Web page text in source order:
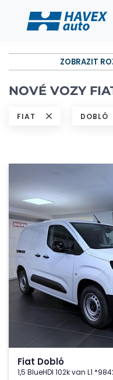
ZOBRAZIT
NOVÉ VOZY
FIAT DOBLÓ
Fiat Dobló
1,5 BlueHDI 102k van L1